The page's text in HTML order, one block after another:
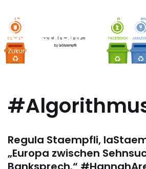
Zum
Inhalt
springen
FUTURE PODCAST by
laStaempfli
Zukunft, Daten, Konsum
Regula Staempfli,
„Europa zwischen